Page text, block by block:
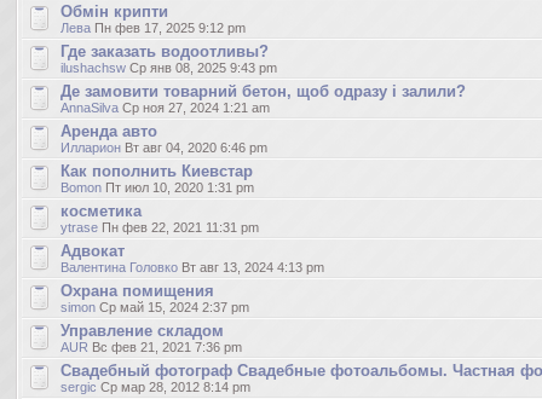
Обмін крипти
Лева Пн фев 17, 2025 9:12 pm
Где заказать водоотливы?
ilushachsw Ср янв 08, 2025 9:43 pm
Де замовити товарний бетон, щоб одразу і залили?
AnnaSilva Ср ноя 27, 2024 1:21 am
Аренда авто
Илларион Вт авг 04, 2020 6:46 pm
Как пополнить Киевстар
Bomon Пт июл 10, 2020 1:31 pm
косметика
ytrase Пн фев 22, 2021 11:31 pm
Адвокат
Валентина Головко Вт авг 13, 2024 4:13 pm
Охрана помищения
simon Ср май 15, 2024 2:37 pm
Управление складом
AUR Вс фев 21, 2021 7:36 pm
Свадебный фотограф Свадебные фотоальбомы. Частная
sergic Ср мар 28, 2012 8:14 pm